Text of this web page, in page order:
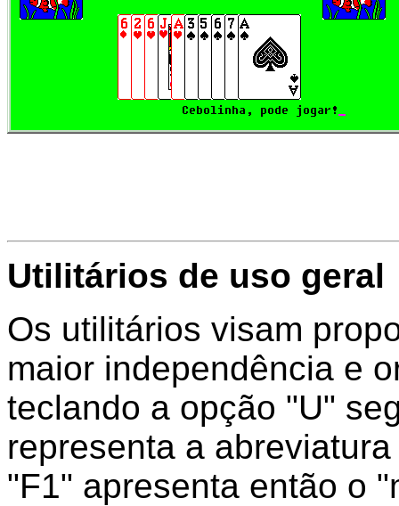
Utilitários de uso geral
Os utilitários visam
maior independência e
teclando a opção "U"
representa a
"F1" apresenta então o